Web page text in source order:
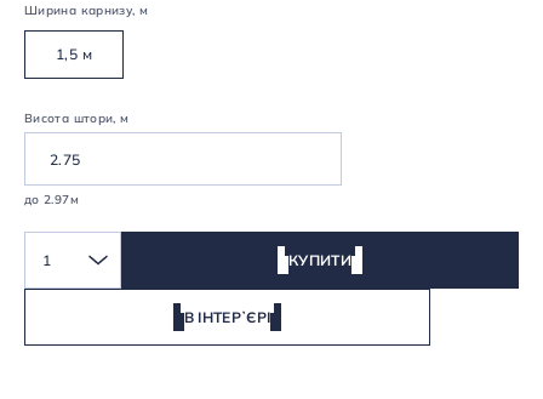
Ширина карнизу, м
1,5 м
Висота штори, м
до 2.97м
1 КУПИТИ
В ІНТЕРʼЄРІ